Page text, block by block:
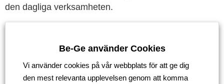
den dagliga verksamheten.
Be-Ge använder Cookies
Vi använder cookies på vår webbplats för att ge dig
den mest relevanta upplevelsen genom att komma